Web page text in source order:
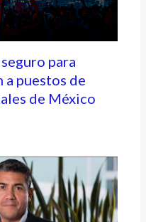
para
a puestos de
de México